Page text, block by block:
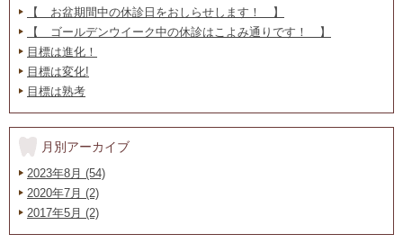
【 お盆期間中の休診日をおしらせします！ 】
【 ゴールデンウイーク中の休診はこよみ通りです！ 】
目標は進化！
目標は変化!
目標は熟考
月別アーカイブ
2023年8月 (54)
2020年7月 (2)
2017年5月 (2)